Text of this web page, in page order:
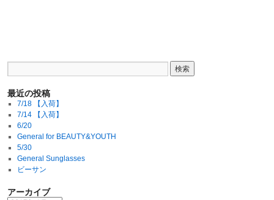
最近の投稿
7/18 【入荷】
7/14 【入荷】
6/20
General for BEAUTY&YOUTH
5/30
General Sunglasses
ビーサン
アーカイブ